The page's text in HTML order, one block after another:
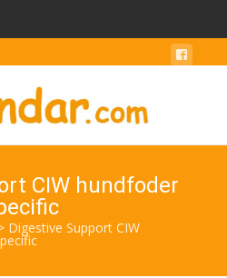
CIW hundfoder
Digestive Support CIW